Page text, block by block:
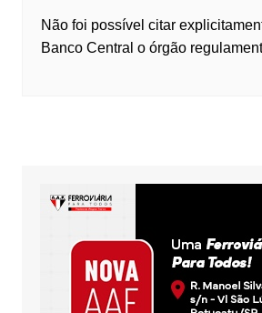
Não foi possível citar
Banco Central o órgão